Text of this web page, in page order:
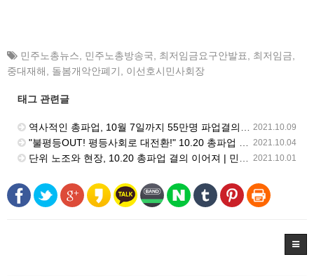
민주노총뉴스 민주노총방송국 최저임금요구안발표 최저임금
중대재해
돌봄개악안폐기 이선호시민사회장
태그 관련글
2021.10.09
역사적인 총파업, 10월 7일까지 55만명 파업결의 | 민주노총 뉴스 | 2021.10.08
2021.10.04
"불평등OUT! 평등사회로 대전환!" 10.20 총파업 결의대회 열려 | 민주노총 뉴스 | 2021.10.01
2021.10.01
단위 노조와 현장, 10.20 총파업 결의 이어져 | 민주노총 뉴스 | 2021.9.17